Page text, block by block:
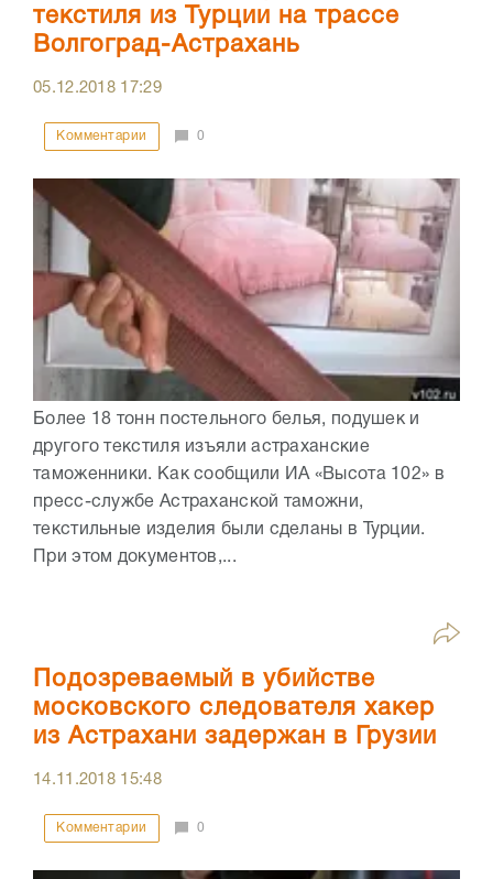
текстиля из Турции на трассе
Волгоград-Астрахань
05.12.2018 17:29
Комментарии 0
Более 18 тонн постельного белья, подушек и
другого текстиля изъяли астраханские
таможенники. Как сообщили ИА «Высота 102» в
пресс-службе Астраханской таможни,
текстильные изделия были сделаны в Турции.
При этом документов,...
Подозреваемый в убийстве
московского следователя хакер
из Астрахани задержан в Грузии
14.11.2018 15:48
Комментарии 0